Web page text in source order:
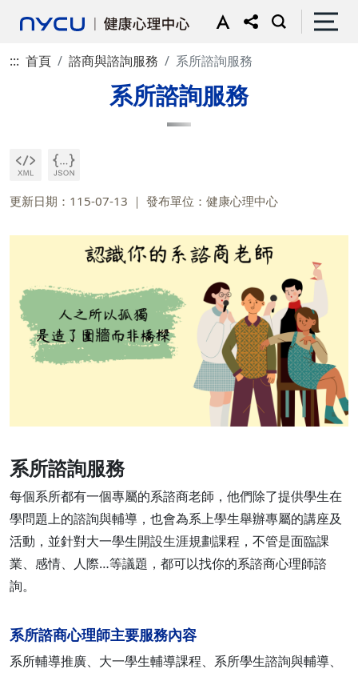
::: 首頁 諮商與諮詢服務 系所諮詢服務
系所諮詢服務
更新日期：115-07-13 發布單位：健康心理中心
系所諮詢服務
每個系所都有一個專屬的系諮商老師，他們除了提供學生在
學問題上的諮詢與輔導，也會為系上學生舉辦專屬的講座及
活動，並針對大一學生開設生涯規劃課程，不管是面臨課
業、感情、人際…等議題，都可以找你的系諮商心理師諮
詢。
系所諮商心理師主要服務內容
系所輔導推廣、大一學生輔導課程、系所學生諮詢與輔導、